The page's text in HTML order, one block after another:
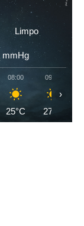
Limpo
mmHg
08:00
25°C
09:00
27°C
›